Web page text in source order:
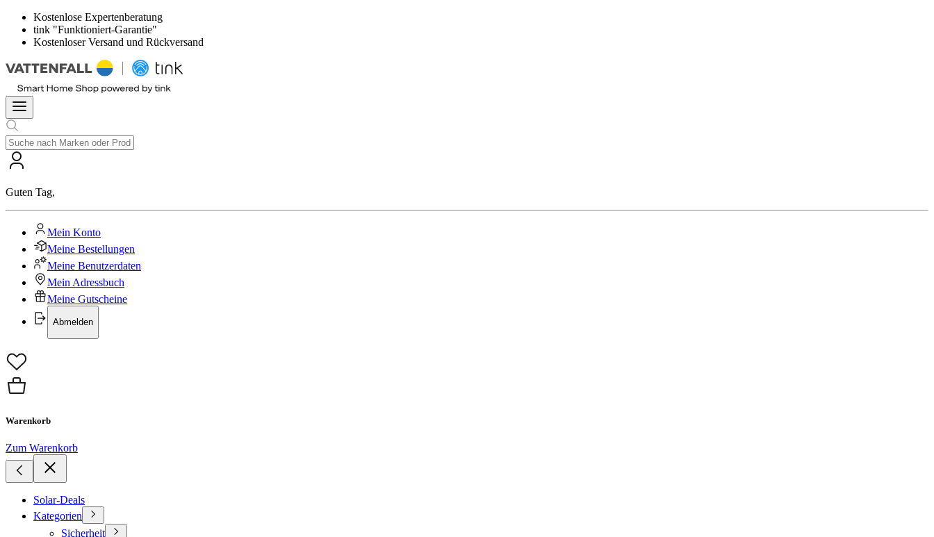
Kostenlose Expertenberatung
tink "Funktioniert-Garantie"
Kostenloser Versand und Rückversand
Guten Tag,
Mein Konto
Meine Bestellungen
Meine Benutzerdaten
Mein Adressbuch
Meine Gutscheine
Abmelden
Warenkorb
Zum Warenkorb
Solar-Deals
Kategorien
Sicherheit